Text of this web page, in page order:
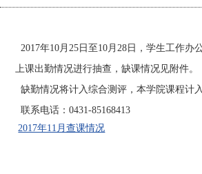
2017年10月25日至10月28日，学生工作办
上课出勤情况进行抽查，缺课情况见附件。
缺勤情况将计入综合测评，本学院课程计
联系电话：0431-85168413
2017年11月查课情况